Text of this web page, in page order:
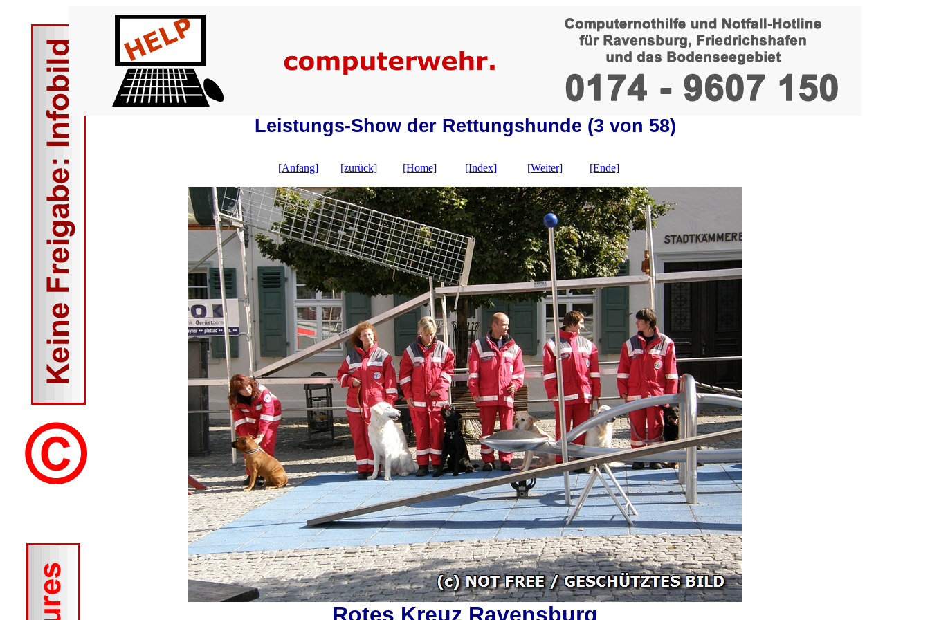
Leistungs-Show der Rettungshunde (3 von 58)
[Anfang] [zurück] [Home] [Index] [Weiter] [Ende]
Rotes Kreuz Ravensburg